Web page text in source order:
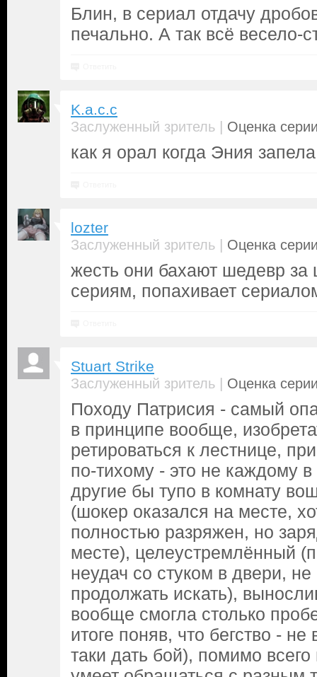
Блин, в сериал отдачу
печально. А так всё весело-
K.a.c.c
Заслуженный зритель | Оценка
как я орал когда Эния
lozter
Заслуженный зритель | Оценка
жесть они бахают шедевр
сериям, попахивает
Stuart Strike
Заслуженный зритель | Оценка
Походу Патрисия - самый
в принципе вообще,
ретироваться к лестнице,
по-тихому - это не каждому в
другие бы тупо в комнату
(шокер оказался на месте,
полностью разряжен, но
месте), целеустремлённый
неудач со стуком в двери, не
продолжать искать),
вообще смогла столько
итоге поняв, что бегство -
таки дать бой), помимо всего